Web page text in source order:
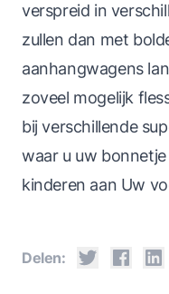
verspreid in
zullen dan met
aanhangwagens
zoveel mogelijk
bij verschillende
waar u uw
kinderen aan Uw
Delen: